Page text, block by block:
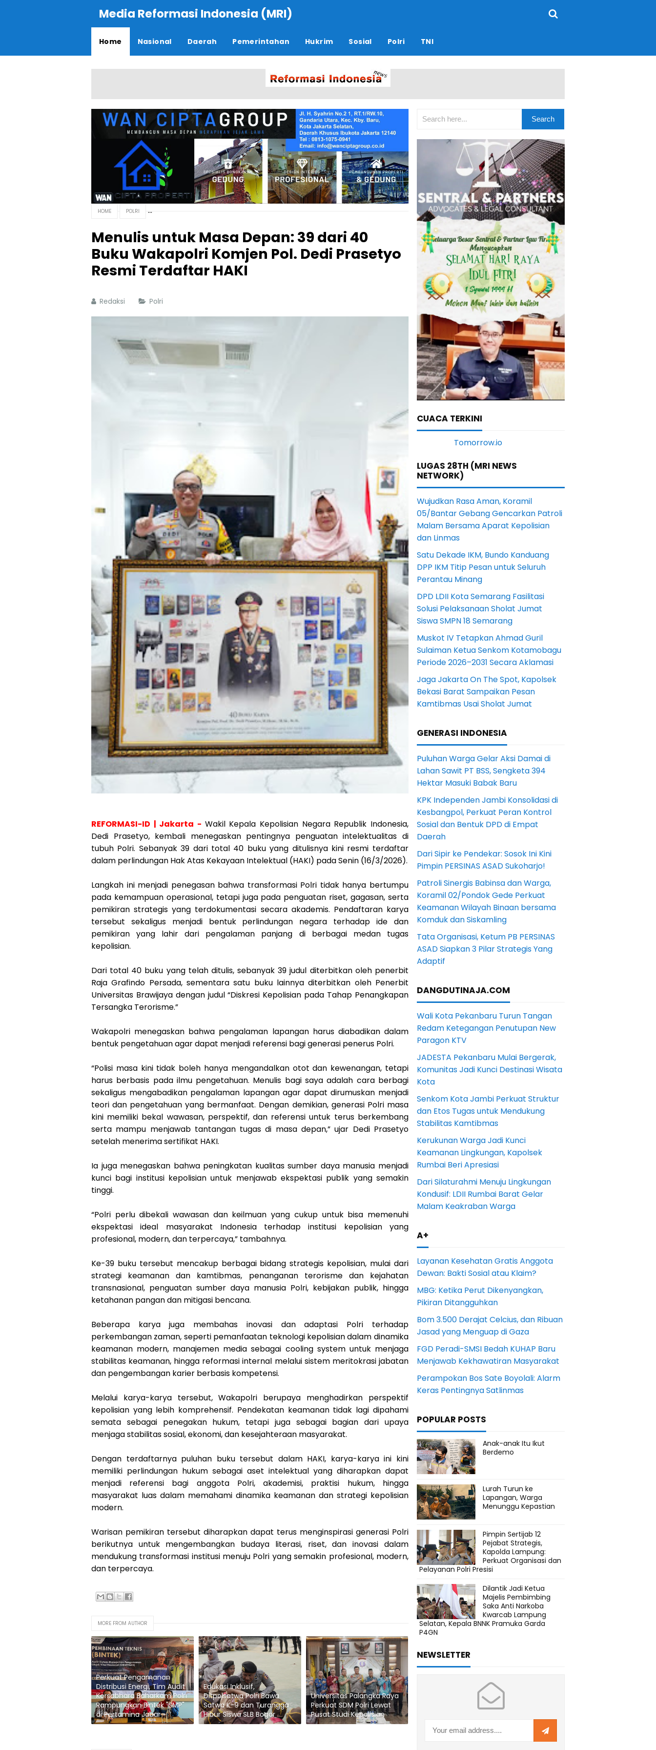
Media Reformasi Indonesia (MRI)
Home Nasional Daerah Pemerintahan Hukrim Sosial Polri TNI
HOME POLRI
Menulis untuk Masa Depan: 39 dari 40
Buku Wakapolri Komjen Pol. Dedi Prasetyo
Resmi Terdaftar HAKI
Redaksi Polri
REFORMASI-ID | Jakarta - Wakil Kepala Kepolisian Negara Republik Indonesia,
Dedi Prasetyo, kembali menegaskan pentingnya penguatan intelektualitas di
tubuh Polri. Sebanyak 39 dari total 40 buku yang ditulisnya kini resmi terdaftar
dalam perlindungan Hak Atas Kekayaan Intelektual (HAKI) pada Senin (16/3/2026).
Langkah ini menjadi penegasan bahwa transformasi Polri tidak hanya bertumpu
pada kemampuan operasional, tetapi juga pada penguatan riset, gagasan, serta
pemikiran strategis yang terdokumentasi secara akademis. Pendaftaran karya
tersebut sekaligus menjadi bentuk perlindungan negara terhadap ide dan
pemikiran yang lahir dari pengalaman panjang di berbagai medan tugas
kepolisian.
Dari total 40 buku yang telah ditulis, sebanyak 39 judul diterbitkan oleh penerbit
Raja Grafindo Persada, sementara satu buku lainnya diterbitkan oleh Penerbit
Universitas Brawijaya dengan judul “Diskresi Kepolisian pada Tahap Penangkapan
Tersangka Terorisme.”
Wakapolri menegaskan bahwa pengalaman lapangan harus diabadikan dalam
bentuk pengetahuan agar dapat menjadi referensi bagi generasi penerus Polri.
“Polisi masa kini tidak boleh hanya mengandalkan otot dan kewenangan, tetapi
harus berbasis pada ilmu pengetahuan. Menulis bagi saya adalah cara berbagi
sekaligus mengabadikan pengalaman lapangan agar dapat dirumuskan menjadi
teori dan pengetahuan yang bermanfaat. Dengan demikian, generasi Polri masa
kini memiliki bekal wawasan, perspektif, dan referensi untuk terus berkembang
serta mampu menjawab tantangan tugas di masa depan,” ujar Dedi Prasetyo
setelah menerima sertifikat HAKI.
Ia juga menegaskan bahwa peningkatan kualitas sumber daya manusia menjadi
kunci bagi institusi kepolisian untuk menjawab ekspektasi publik yang semakin
tinggi.
“Polri perlu dibekali wawasan dan keilmuan yang cukup untuk bisa memenuhi
ekspektasi ideal masyarakat Indonesia terhadap institusi kepolisian yang
profesional, modern, dan terpercaya,” tambahnya.
Ke-39 buku tersebut mencakup berbagai bidang strategis kepolisian, mulai dari
strategi keamanan dan kamtibmas, penanganan terorisme dan kejahatan
transnasional, penguatan sumber daya manusia Polri, kebijakan publik, hingga
ketahanan pangan dan mitigasi bencana.
Beberapa karya juga membahas inovasi dan adaptasi Polri terhadap
perkembangan zaman, seperti pemanfaatan teknologi kepolisian dalam dinamika
keamanan modern, manajemen media sebagai cooling system untuk menjaga
stabilitas keamanan, hingga reformasi internal melalui sistem meritokrasi jabatan
dan pengembangan karier berbasis kompetensi.
Melalui karya-karya tersebut, Wakapolri berupaya menghadirkan perspektif
kepolisian yang lebih komprehensif. Pendekatan keamanan tidak lagi dipahami
semata sebagai penegakan hukum, tetapi juga sebagai bagian dari upaya
menjaga stabilitas sosial, ekonomi, dan kesejahteraan masyarakat.
Dengan terdaftarnya puluhan buku tersebut dalam HAKI, karya-karya ini kini
memiliki perlindungan hukum sebagai aset intelektual yang diharapkan dapat
menjadi referensi bagi anggota Polri, akademisi, praktisi hukum, hingga
masyarakat luas dalam memahami dinamika keamanan dan strategi kepolisian
modern.
Warisan pemikiran tersebut diharapkan dapat terus menginspirasi generasi Polri
berikutnya untuk mengembangkan budaya literasi, riset, dan inovasi dalam
mendukung transformasi institusi menuju Polri yang semakin profesional, modern,
dan terpercaya.
MORE FROM AUTHOR
Perkuat Pengamanan
Distribusi Energi, Tim Audit
Korsabhara Baharkam Polri
Rampungkan Bintek "SMP"
di Pertamina Jabar
Edukasi Inklusif,
Ditpolsatwa Polri Bawa
Satwa K-9 dan Turangga
Hibur Siswa SLB Bogor
Universitas Palangka Raya
Perkuat SDM Polri Lewat
Pusat Studi Kepolisian
CUACA TERKINI
LUGAS 28TH (MRI NEWS
NETWORK)
Wujudkan Rasa Aman, Koramil
05/Bantar Gebang Gencarkan Patroli
Malam Bersama Aparat Kepolisian
dan Linmas
Satu Dekade IKM, Bundo Kanduang
DPP IKM Titip Pesan untuk Seluruh
Perantau Minang
DPD LDII Kota Semarang Fasilitasi
Solusi Pelaksanaan Sholat Jumat
Siswa SMPN 18 Semarang
Muskot IV Tetapkan Ahmad Guril
Sulaiman Ketua Senkom Kotamobagu
Periode 2026–2031 Secara Aklamasi
Jaga Jakarta On The Spot, Kapolsek
Bekasi Barat Sampaikan Pesan
Kamtibmas Usai Sholat Jumat
GENERASI INDONESIA
Puluhan Warga Gelar Aksi Damai di
Lahan Sawit PT BSS, Sengketa 394
Hektar Masuki Babak Baru
KPK Independen Jambi Konsolidasi di
Kesbangpol, Perkuat Peran Kontrol
Sosial dan Bentuk DPD di Empat
Daerah
Dari Sipir ke Pendekar: Sosok Ini Kini
Pimpin PERSINAS ASAD Sukoharjo!
Patroli Sinergis Babinsa dan Warga,
Koramil 02/Pondok Gede Perkuat
Keamanan Wilayah Binaan bersama
Komduk dan Siskamling
Tata Organisasi, Ketum PB PERSINAS
ASAD Siapkan 3 Pilar Strategis Yang
Adaptif
DANGDUTINAJA.COM
Wali Kota Pekanbaru Turun Tangan
Redam Ketegangan Penutupan New
Paragon KTV
JADESTA Pekanbaru Mulai Bergerak,
Komunitas Jadi Kunci Destinasi Wisata
Kota
Senkom Kota Jambi Perkuat Struktur
dan Etos Tugas untuk Mendukung
Stabilitas Kamtibmas
Kerukunan Warga Jadi Kunci
Keamanan Lingkungan, Kapolsek
Rumbai Beri Apresiasi
Dari Silaturahmi Menuju Lingkungan
Kondusif: LDII Rumbai Barat Gelar
Malam Keakraban Warga
A+
Layanan Kesehatan Gratis Anggota
Dewan: Bakti Sosial atau Klaim?
MBG: Ketika Perut Dikenyangkan,
Pikiran Ditangguhkan
Bom 3.500 Derajat Celcius, dan Ribuan
Jasad yang Menguap di Gaza
FGD Peradi-SMSI Bedah KUHAP Baru
Menjawab Kekhawatiran Masyarakat
Perampokan Bos Sate Boyolali: Alarm
Keras Pentingnya Satlinmas
POPULAR POSTS
Anak-anak Itu Ikut
Berdemo
Lurah Turun ke
Lapangan, Warga
Menunggu Kepastian
Pimpin Sertijab 12
Pejabat Strategis,
Kapolda Lampung:
Perkuat Organisasi dan
Pelayanan Polri Presisi
Dilantik Jadi Ketua
Majelis Pembimbing
Saka Anti Narkoba
Kwarcab Lampung
Selatan, Kepala BNNK Pramuka Garda
P4GN
NEWSLETTER